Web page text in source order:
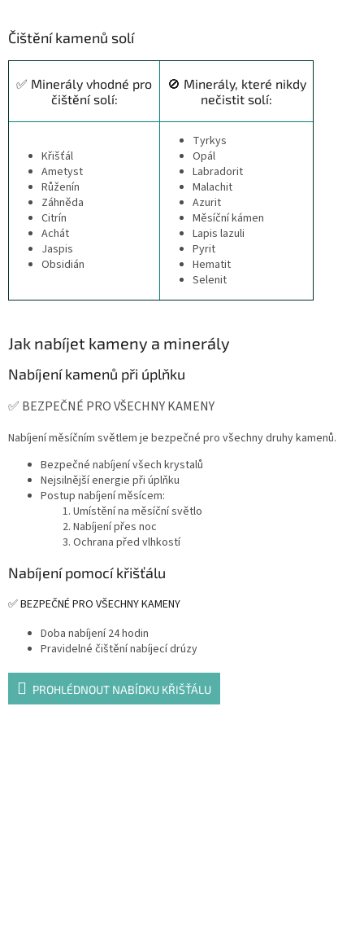
Čištění kamenů solí
✅ Minerály vhodné pro
čištění solí:
🚫 Minerály, které nikdy
nečistit solí:
Křišťál
Ametyst
Růženín
Záhněda
Citrín
Achát
Jaspis
Obsidián
Tyrkys
Opál
Labradorit
Malachit
Azurit
Měsíční kámen
Lapis lazuli
Pyrit
Hematit
Selenit
Jak nabíjet kameny a minerály
Nabíjení kamenů při úplňku
✅ BEZPEČNÉ PRO VŠECHNY KAMENY
Nabíjení měsíčním světlem je bezpečné pro všechny druhy kamenů.
Bezpečné nabíjení všech krystalů
Nejsilnější energie při úplňku
Postup nabíjení měsícem:
Umístění na měsíční světlo
Nabíjení přes noc
Ochrana před vlhkostí
Nabíjení pomocí křišťálu
✅ BEZPEČNÉ PRO VŠECHNY KAMENY
Doba nabíjení 24 hodin
Pravidelné čištění nabíjecí drúzy
PROHLÉDNOUT NABÍDKU KŘIŠŤÁLU